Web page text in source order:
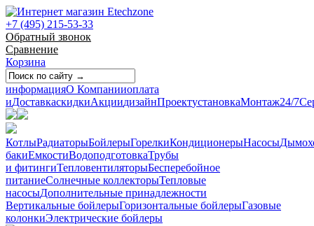
+7 (495) 215-53-33
Обратный звонок
Сравнение
Корзина
информацияО Компанииоплата
иДоставкаскидкиАкциидизайнПроектустановкаМонтаж24/7
КотлыРадиаторыБойлерыГорелкиКондиционерыНасосы
бакиЕмкостиВодоподготовкаТрубы
и фитингиТепловентиляторыБесперебойное
питаниеСолнечные коллекторыТепловые
насосыДополнительные принадлежности
Вертикальные бойлерыГоризонтальные бойлерыГазовые
колонкиЭлектрические бойлеры